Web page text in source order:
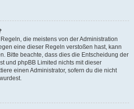
die meistens von der Administration
eine dieser Regeln verstoßen hast, kann
Bitte beachte, dass dies die Entscheidung der
und phpBB Limited nichts mit dieser
einen Administrator, sofern du die nicht